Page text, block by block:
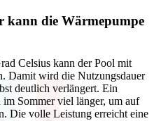
kann die Wärmepumpe
Celsius kann der Pool mit
Damit wird die Nutzungsdauer
deutlich verlängert. Ein
Sommer viel länger, um auf
Die volle Leistung erreicht eine